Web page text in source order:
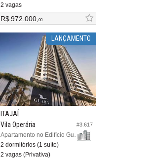
2 vagas
R$ 972.000, 00
LANÇAMENTO
#3.617
ITAJAÍ
Vila Operária
Apartamento no Edifício Guará Home Club
2 dormitórios (1 suíte)
2 vagas (Privativa)